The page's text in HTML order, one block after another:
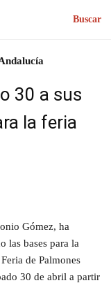
Buscar
30 a sus
la feria
Gómez, ha
las bases para la
de Palmones
30 de abril a partir